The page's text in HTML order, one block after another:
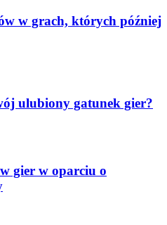
w grach, których później
ulubiony gatunek gier?
gier w oparciu o